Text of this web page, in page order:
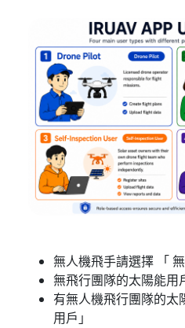
無人機飛手請選擇 「 無
無飛行團隊的太陽能用
有無人機飛行團隊的太
用戶」